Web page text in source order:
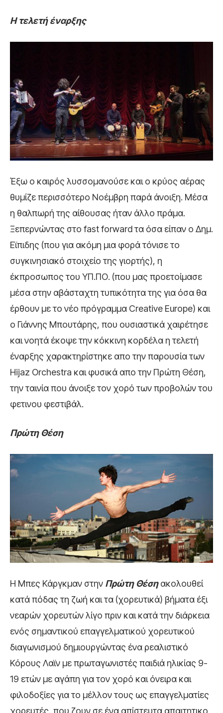
Η τελετή έναρξης
Έξω ο καιρός λυσσομανούσε και ο κρύος αέρας
θυμίζε περισσότερο Νοέμβρη παρά άνοιξη. Μέσα
η θαλπωρή της αίθουσας ήταν άλλο πράμα.
Ξεπερνώντας στο fast forward τα όσα είπαν ο Δημ.
Εϊπιδης (που για ακόμη μια φορά τόνισε το
συγκινησιακό στοιχείο της γιορτής), η
έκπροσωπος του ΥΠ.ΠΟ. (που μας προετοίμασε
μέσα στην αβάσταχτη τυπικότητα της για όσα θα
έρθουν με το νέο πρόγραμμα Creative Europe) και
ο Γιάννης Μπουτάρης, που ουσιαστικά χαιρέτησε
και νοητά έκοψε την κόκκινη κορδέλα η τελετή
έναρξης χαρακτηρίστηκε απο την παρουσία των
Hijaz Orchestra και φυσικά απο την Πρώτη Θέση,
την ταινία που άνοιξε τον χορό των προβολών του
φετινου φεστιβάλ.
Πρώτη Θέση
Η Μπες Κάργκμαν στην Πρώτη Θέσηακολουθεί
κατά πόδας τη ζωή και τα (χορευτικά) βήματα έξι
νεαρών χορευτών λίγο πριν και κατά την διάρκεια
ενός σημαντικού επαγγελματικού χορευτικού
διαγωνισμού δημιουργώντας ένα ρεαλιστικό
Κόρους Λαϊν με πρωταγωνιστές παιδιά ηλικίας 9-
19 ετών με αγάπη για τον χορό και όνειρα και
φιλοδοξίες για το μέλλον τους ως επαγγελματίες
χορευτές, που ζουν σε ένα απίστευτα απαιτητικο